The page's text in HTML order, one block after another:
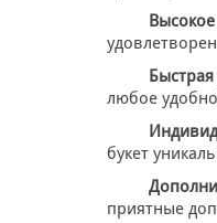
Быстрая
любое
букет
приятные